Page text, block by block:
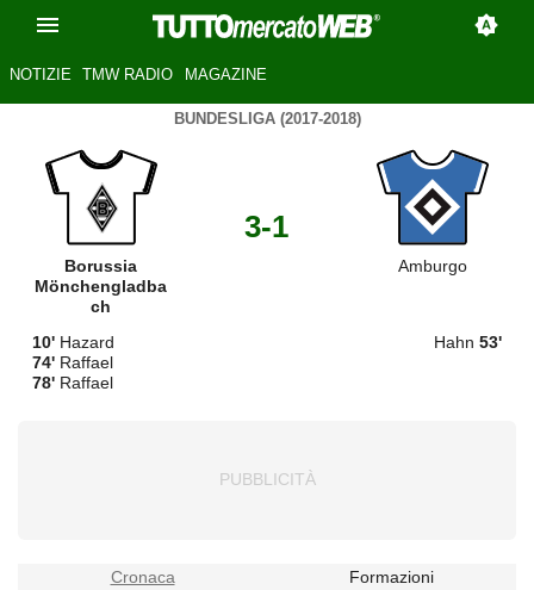
NOTIZIE TMW RADIO MAGAZINE
BUNDESLIGA (2017-2018)
Borussia
Mönchengladba
ch
3-1
Amburgo
10' Hazard
74' Raffael
78' Raffael
Hahn 53'
Cronaca Formazioni